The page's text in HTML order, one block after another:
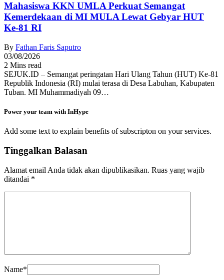
Mahasiswa KKN UMLA Perkuat Semangat
Kemerdekaan di MI MULA Lewat Gebyar HUT
Ke-81 RI
By Fathan Faris Saputro
03/08/2026
2 Mins read
SEJUK.ID – Semangat peringatan Hari Ulang Tahun (HUT) Ke-81
Republik Indonesia (RI) mulai terasa di Desa Labuhan, Kabupaten
Tuban. MI Muhammadiyah 09…
Power your team with InHype
Add some text to explain benefits of subscripton on your services.
Tinggalkan Balasan
Alamat email Anda tidak akan dipublikasikan. Ruas yang wajib
ditandai *
Name*